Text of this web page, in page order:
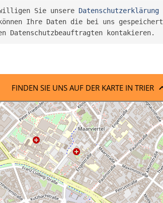
willigen Sie unsere Datenschutzerklärung
Ihre Daten die bei uns gespeichert
Datenschutzbeauftragten kontakieren.
FINDEN SIE UNS AUF DER KARTE IN TRIER